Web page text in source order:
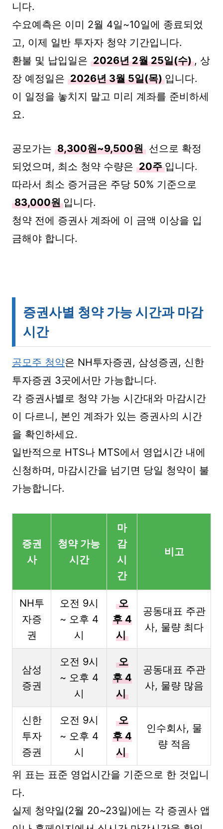
니다.
수요예측은 이미 2월 4일~10일에 종료되었
고, 이제 일반 투자자 청약 기간입니다.
환불 및 납입일은 2026년 2월 25일(수) , 상
장 예정일은 2026년 3월 5일(목) 입니다.
이 일정을 놓치지 말고 미리 계좌를 준비하세
요.
공모가는 8,300원~9,500원 선으로 확정
되었으며, 최소 청약 수량은 20주 입니다.
따라서 최소 증거금은 주당 50% 기준으로
83,000원 입니다.
청약 전에 증권사 계좌에 이 금액 이상을 입
금해야 합니다.
증권사별 청약 가능 시간과 마감
시간
공모주 청약은 NH투자증권, 삼성증권, 신한
투자증권 3곳에서만 가능합니다.
각 증권사별로 청약 가능 시간대와 마감시간
이 다르니, 본인 계좌가 있는 증권사의 시간
을 확인하세요.
일반적으로 HTS나 MTS에서 영업시간 내에
신청하며, 마감시간을 넘기면 당일 청약이 불
가능합니다.
증권
사
청약 가능
시간
마
감
시
간
비고
NH투
자증
권
오전 9시
~ 오후 4
시
오
후 4
시
공동대표 주관
사, 물량 최다
삼성
증권
오전 9시
~ 오후 4
시
오
후 4
시
공동대표 주관
사, 물량 많음
신한
투자
증권
오전 9시
~ 오후 4
시
오
후 4
시
인수회사, 물
량 적음
위 표는 표준 영업시간을 기준으로 한 것입니
다.
실제 청약일(2월 20~23일)에는 각 증권사 앱